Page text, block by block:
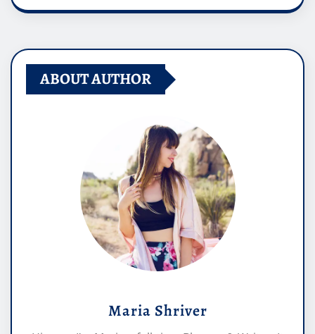
ABOUT AUTHOR
Maria Shriver